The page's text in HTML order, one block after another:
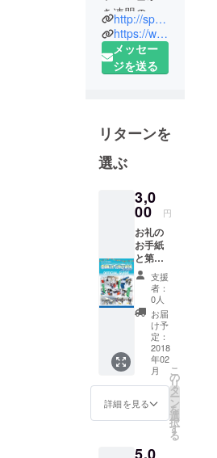
き連盟の代
表理事を務
めています
松代弘之と
厄介者。近
隣住民が協
力し合って
毎日雪かき
をしなけれ
ば生活でき
ません。し
かし、過疎
と高齢化が
進む地域で
は雪かきの
担い手が不
足し、落雪
事故や生活
路の遮断を
引き起こす
など、深刻
http://spoyuki.com/
https://www.facebook.com/spoyuki
メッセー
ジを送る
リターンを
選ぶ
3,0
00 円
お礼の
お手紙
と第５
回国際
スポー
ツ雪か
き選手
権のパ
ンフ
レット
にお名
前を掲
載して
送付
（写真
のも
支援
者：
0人
お届
け予
定：
2018
年02
月
詳細を見る
こ
の
リ
タ
ー
ン
を
選
択
す
る